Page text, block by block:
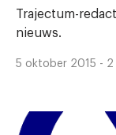
Trajectum-
nieuws.
5 oktober 2015 - 2